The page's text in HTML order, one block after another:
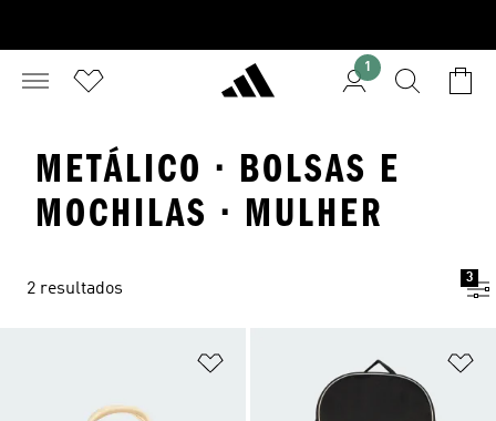
1
METÁLICO · BOLSAS E
MOCHILAS · MULHER
2 resultados
3
Adicionar à Lista de Desejos